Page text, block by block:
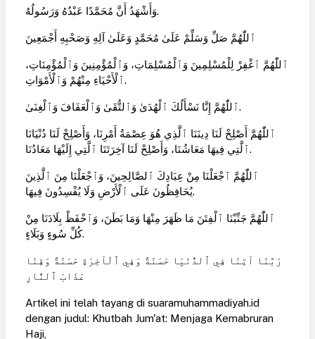
وَأَشْهَدُ أَنَّ مُحَمَّدًا عَبْدُهُ وَرَسُولُهُ.
ٱللّٰهُمَّ صَلِّ وَسَلِّمْ عَلَىٰ مُحَمَّدٍ وَعَلَىٰ آلِهِ وَصَحْبِهِ أَجْمَعِينَ
ٱللّٰهُمَّ ٱغْفِرْ لِلْمُسْلِمِينَ وَٱلْمُسْلِمَاتِ، وَٱلْمُؤْمِنِينَ وَٱلْمُؤْمِنَاتِ،
ٱلْأَحْيَاءِ مِنْهُمْ وَٱلْأَمْوَاتِ.
ٱللّٰهُمَّ إِنَّا نَسْأَلُكَ ٱلْهُدَىٰ وَٱلتُّقَىٰ وَٱلْعَفَافَ وَٱلْغِنَىٰ.
ٱللّٰهُمَّ أَصْلِحْ لَنَا دِينَنَا ٱلَّذِي هُوَ عِصْمَةُ أَمْرِنَا، وَأَصْلِحْ لَنَا دُنْيَانَا
ٱلَّتِي فِيهَا مَعَاشُنَا، وَأَصْلِحْ لَنَا آخِرَتَنَا ٱلَّتِي إِلَيْهَا مَعَادُنَا.
ٱللّٰهُمَّ ٱجْعَلْنَا مِنْ عِبَادِكَ ٱلصَّالِحِينَ، وَٱجْعَلْنَا مِنَ ٱلَّذِينَ
يُحَافِظُونَ عَلَى ٱلْأَرْضِ وَلَا يُفْسِدُونَ فِيهَا.
ٱللّٰهُمَّ جَنِّبْنَا ٱلْفِتَنَ مَا ظَهَرَ مِنْهَا وَمَا بَطَنَ، وَٱحْفَظْ بِلَادَنَا مِنْ
كُلِّ سُوءٍ وَبَلَاءٍ.
رَبَّنَا آتِنَا فِي ٱلدُّنْيَا حَسَنَةً وَفِي ٱلْآخِرَةِ حَسَنَةً وَقِنَا
عَذَابَ ٱلنَّارِ
Artikel ini telah tayang di suaramuhammadiyah.id
dengan judul: Khutbah Jum'at: Menjaga Kemabruran
Haji,